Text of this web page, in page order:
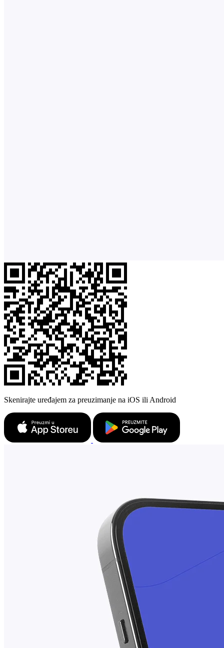
Skenirajte uređajem za preuzimanje na iOS ili Android